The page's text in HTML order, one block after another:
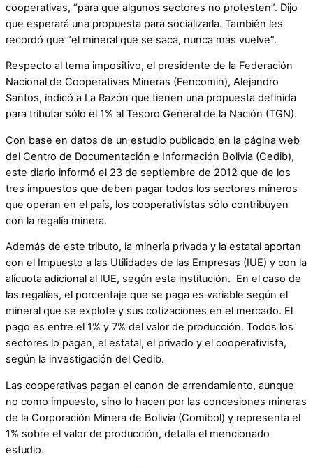
cooperativas, “para que algunos sectores no protesten”. Dijo
que esperará una propuesta para socializarla. También les
recordó que “el mineral que se saca, nunca más vuelve”.
Respecto al tema impositivo, el presidente de la Federación
Nacional de Cooperativas Mineras (Fencomin), Alejandro
Santos, indicó a La Razón que tienen una propuesta definida
para tributar sólo el 1% al Tesoro General de la Nación (TGN).
Con base en datos de un estudio publicado en la página web
del Centro de Documentación e Información Bolivia (Cedib),
este diario informó el 23 de septiembre de 2012 que de los
tres impuestos que deben pagar todos los sectores mineros
que operan en el país, los cooperativistas sólo contribuyen
con la regalía minera.
Además de este tributo, la minería privada y la estatal aportan
con el Impuesto a las Utilidades de las Empresas (IUE) y con la
alícuota adicional al IUE, según esta institución. En el caso de
las regalías, el porcentaje que se paga es variable según el
mineral que se explote y sus cotizaciones en el mercado. El
pago es entre el 1% y 7% del valor de producción. Todos los
sectores lo pagan, el estatal, el privado y el cooperativista,
según la investigación del Cedib.
Las cooperativas pagan el canon de arrendamiento, aunque
no como impuesto, sino lo hacen por las concesiones mineras
de la Corporación Minera de Bolivia (Comibol) y representa el
1% sobre el valor de producción, detalla el mencionado
estudio.